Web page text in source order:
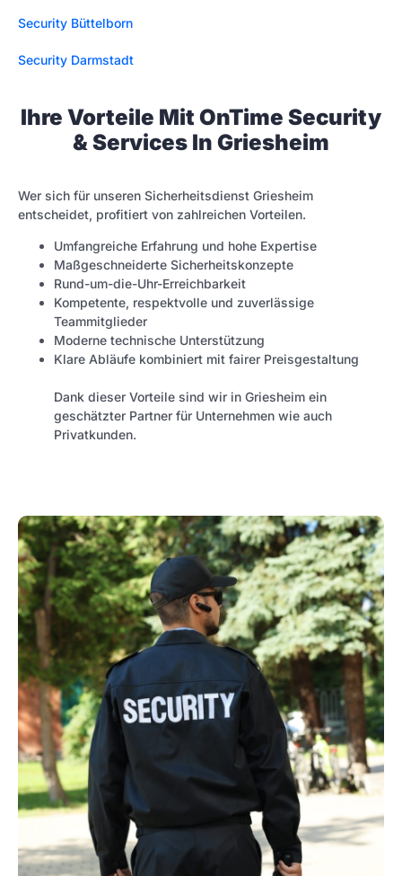
Security Büttelborn
Security Darmstadt
Ihre Vorteile Mit OnTime Security
& Services In Griesheim
Wer sich für unseren Sicherheitsdienst Griesheim
entscheidet, profitiert von zahlreichen Vorteilen.
Umfangreiche Erfahrung und hohe Expertise
Maßgeschneiderte Sicherheitskonzepte
Rund-um-die-Uhr-Erreichbarkeit
Kompetente, respektvolle und zuverlässige
Teammitglieder
Moderne technische Unterstützung
Klare Abläufe kombiniert mit fairer Preisgestaltung
Dank dieser Vorteile sind wir in Griesheim ein
geschätzter Partner für Unternehmen wie auch
Privatkunden.